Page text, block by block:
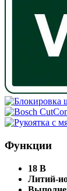
Функции
18 В
Литий-